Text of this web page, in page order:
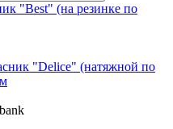
"Best" (на резинке по